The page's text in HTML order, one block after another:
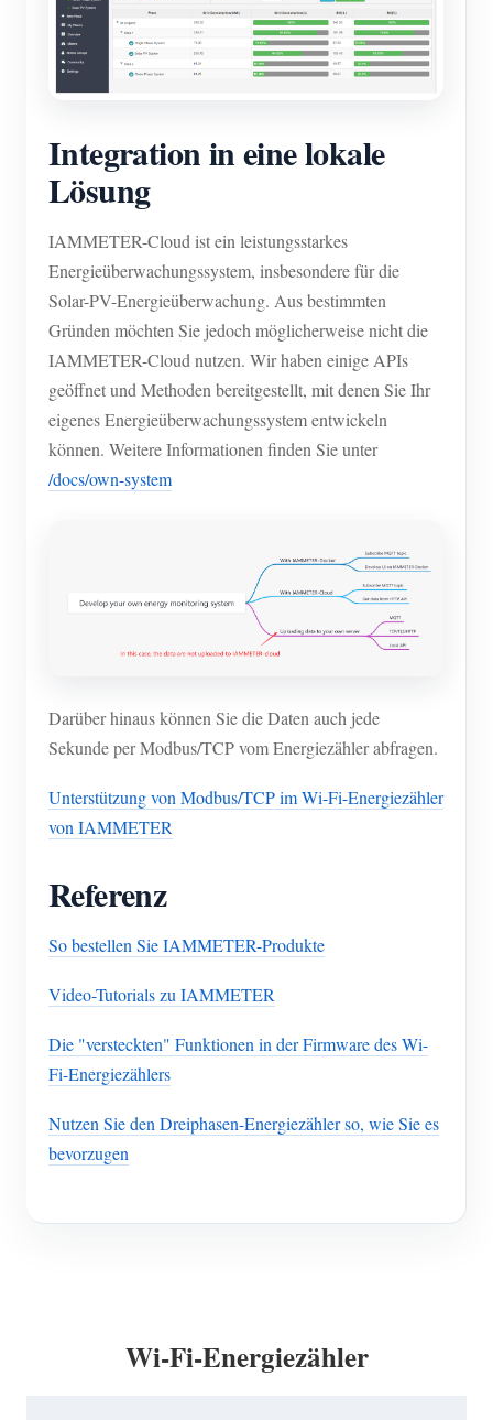
Integration in eine lokale
Lösung
IAMMETER-Cloud ist ein leistungsstarkes
Energieüberwachungssystem, insbesondere für die
Solar-PV-Energieüberwachung. Aus bestimmten
Gründen möchten Sie jedoch möglicherweise nicht die
IAMMETER-Cloud nutzen. Wir haben einige APIs
geöffnet und Methoden bereitgestellt, mit denen Sie Ihr
eigenes Energieüberwachungssystem entwickeln
können. Weitere Informationen finden Sie unter
/docs/own-system
Darüber hinaus können Sie die Daten auch jede
Sekunde per Modbus/TCP vom Energiezähler abfragen.
Unterstützung von Modbus/TCP im Wi-Fi-Energiezähler
von IAMMETER
Referenz
So bestellen Sie IAMMETER-Produkte
Video-Tutorials zu IAMMETER
Die "versteckten" Funktionen in der Firmware des Wi-
Fi-Energiezählers
Nutzen Sie den Dreiphasen-Energiezähler so, wie Sie es
bevorzugen
Wi-Fi-Energiezähler